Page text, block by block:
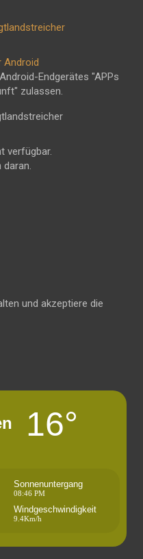
Android
Endgerätes "APPs
zulassen.
verfügbar.
daran.
und akzeptiere die
16°
Sonnenuntergang
08:46 PM
Windgeschwindigkeit
9.4Km/h